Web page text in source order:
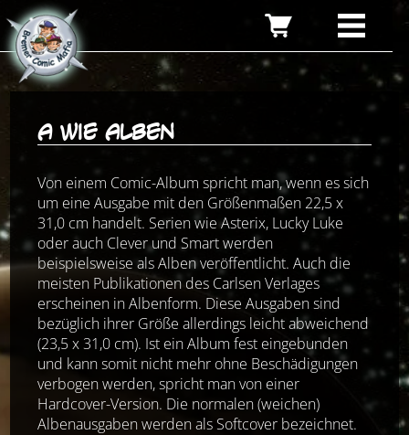
A wie Alben
Von einem Comic-Album spricht man, wenn es sich
um eine Ausgabe mit den Größenmaßen 22,5 x
31,0 cm handelt. Serien wie Asterix, Lucky Luke
oder auch Clever und Smart werden
beispielsweise als Alben veröffentlicht. Auch die
meisten Publikationen des Carlsen Verlages
erscheinen in Albenform. Diese Ausgaben sind
bezüglich ihrer Größe allerdings leicht abweichend
(23,5 x 31,0 cm). Ist ein Album fest eingebunden
und kann somit nicht mehr ohne Beschädigungen
verbogen werden, spricht man von einer
Hardcover-Version. Die normalen (weichen)
Albenausgaben werden als Softcover bezeichnet.